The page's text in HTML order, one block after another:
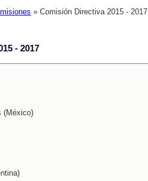
» Comisión Directiva 2015 - 2017
- 2017
(México)